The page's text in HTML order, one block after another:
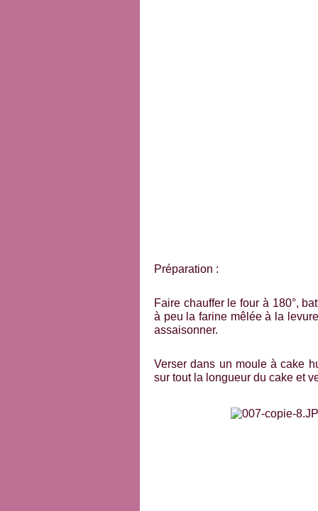
Préparation :
Faire chauffer le four à 180°,
à peu la farine mêlée à la
assaisonner.
Verser dans un moule à cake
sur tout la longueur du cake et